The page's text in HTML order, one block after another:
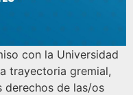
con la Universidad
trayectoria gremial,
derechos de las/os